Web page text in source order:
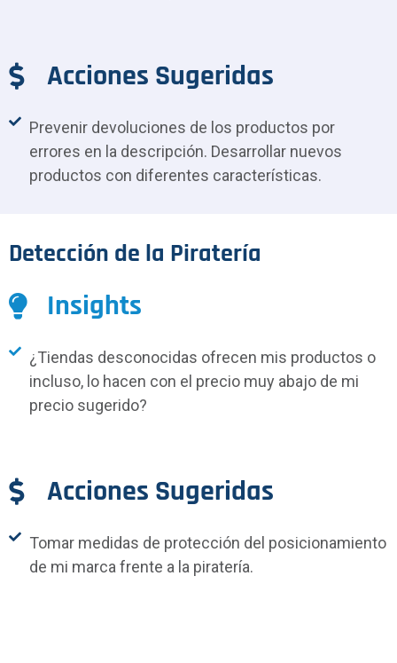
Acciones Sugeridas
Prevenir devoluciones de los productos por
errores en la descripción. Desarrollar nuevos
productos con diferentes características.
Detección de la Piratería
Insights
¿Tiendas desconocidas ofrecen mis productos o
incluso, lo hacen con el precio muy abajo de mi
precio sugerido?
Acciones Sugeridas
Tomar medidas de protección del posicionamiento
de mi marca frente a la piratería.